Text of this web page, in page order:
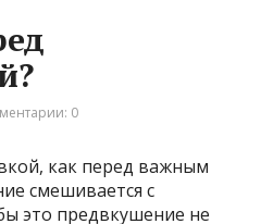
0
как перед важным
смешивается с
это предвкушение не